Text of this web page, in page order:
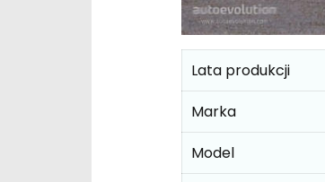
Lata produkcji
Marka
Model